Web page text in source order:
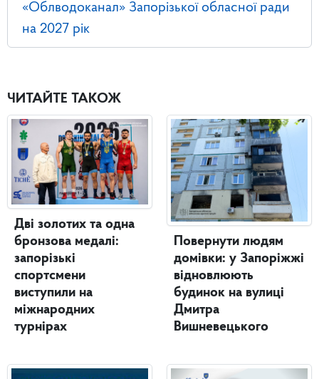
«Облводоканал» Запорізької обласної ради
на 2027 рік
ЧИТАЙТЕ ТАКОЖ
Дві золотих та одна
бронзова медалі:
запорізькі
спортсмени
виступили на
міжнародних
турнірах
Повернути людям
домівки: у Запоріжжі
відновлюють
будинок на вулиці
Дмитра
Вишневецького